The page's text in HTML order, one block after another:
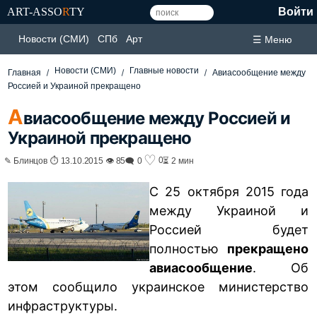
ART-ASSORTY Войти
Новости (СМИ) СПб Арт ☰ Меню
Главная Новости (СМИ) Главные новости
Авиасообщение между
Россией и Украиной прекращено
Авиасообщение между Россией и
Украиной прекращено
✎ Блинцов ⏱ 13.10.2015 👁 85🗨 0 ♡ 0⏳ 2 мин
С 25 октября 2015 года
между Украиной и
Россией будет
полностью прекращено
авиасообщение. Об
этом сообщило украинское министерство
инфраструктуры.